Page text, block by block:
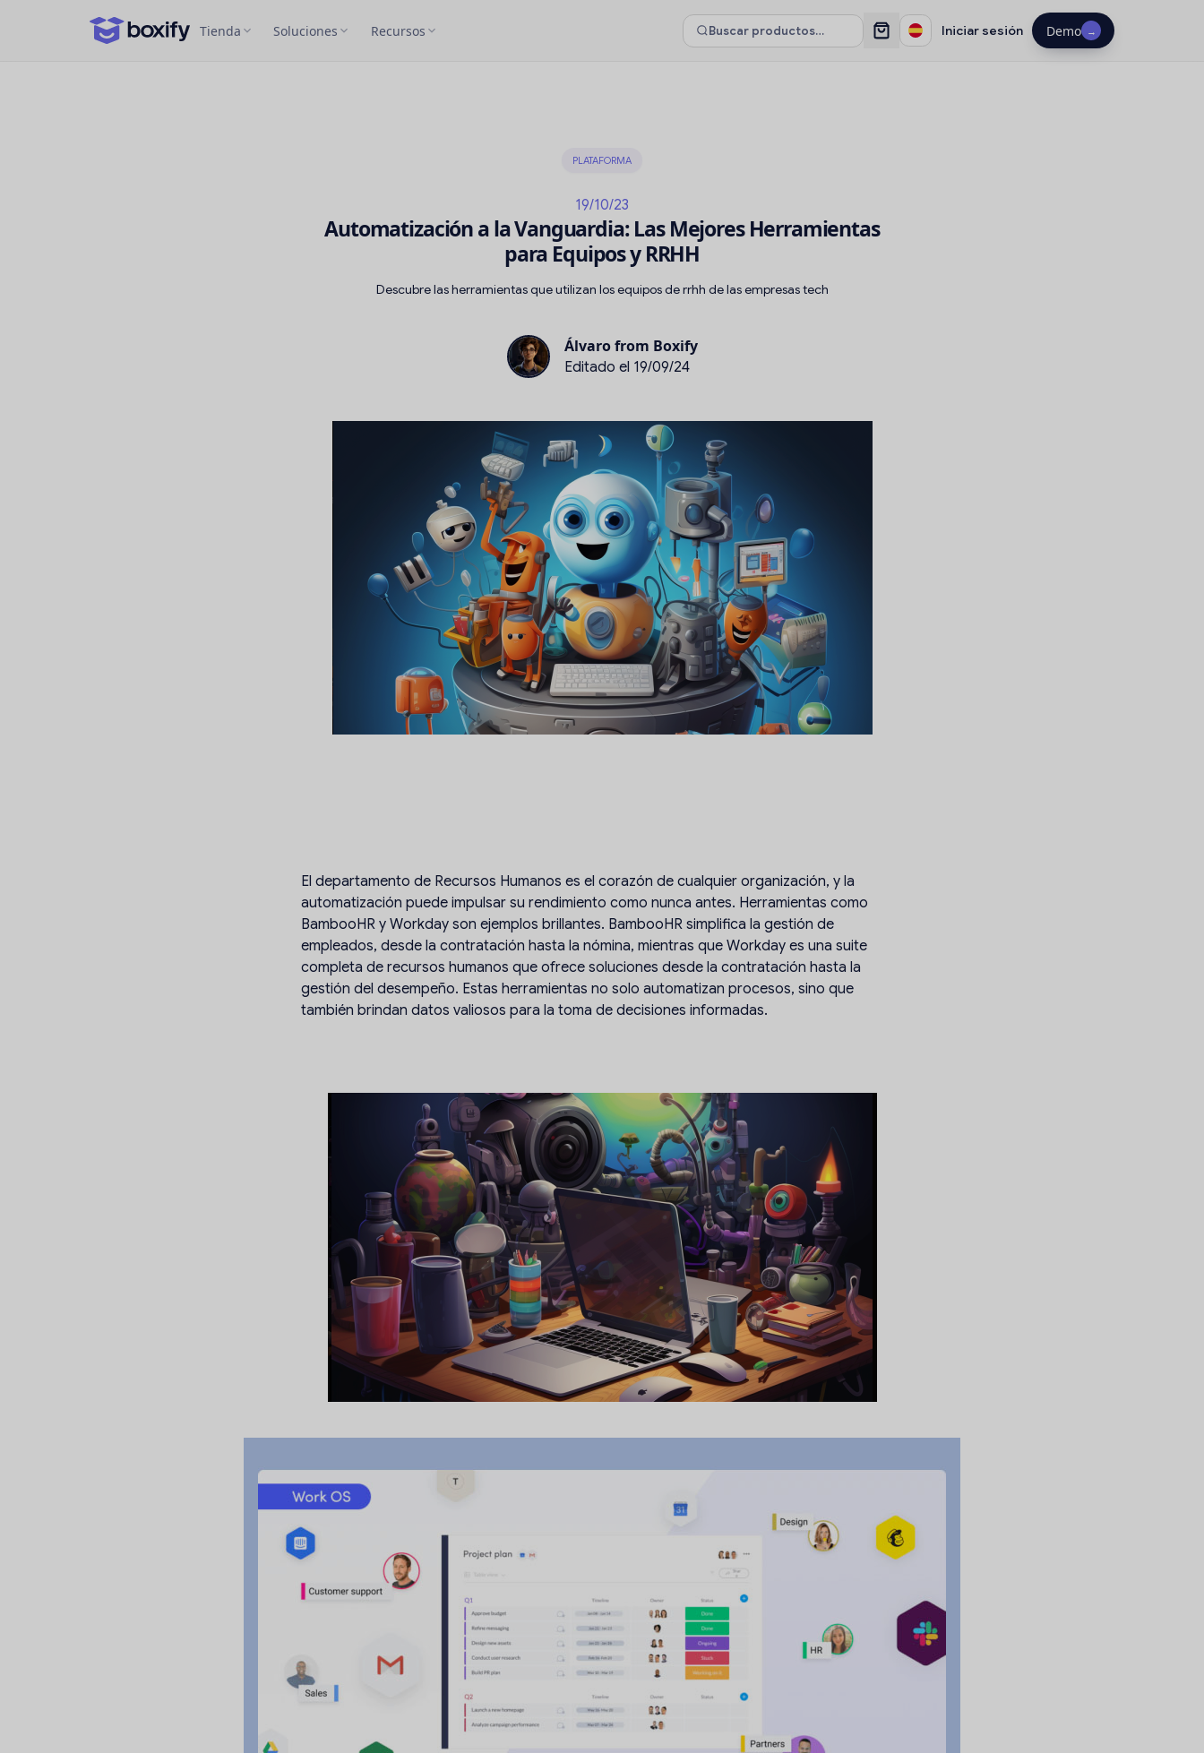
Tienda Soluciones Recursos Iniciar sesión Demo →
PLATAFORMA
19/10/23
Automatización a la Vanguardia: Las Mejores Herramientas
para Equipos y RRHH
Descubre las herramientas que utilizan los equipos de rrhh de las empresas tech
Álvaro from Boxify
Editado el 19/09/24
El departamento de Recursos Humanos es el corazón de cualquier organización, y la
automatización puede impulsar su rendimiento como nunca antes. Herramientas como
BambooHR y Workday son ejemplos brillantes. BambooHR simplifica la gestión de
empleados, desde la contratación hasta la nómina, mientras que Workday es una suite
completa de recursos humanos que ofrece soluciones desde la contratación hasta la
gestión del desempeño. Estas herramientas no solo automatizan procesos, sino que
también brindan datos valiosos para la toma de decisiones informadas.